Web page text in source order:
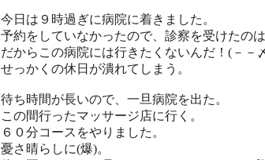
今日は９時過ぎに病院に着きました。
予約をしていなかったので、診察を受けたの
だからこの病院には行きたくないんだ！(－－
せっかくの休日が潰れてしまう。
待ち時間が長いので、一旦病院を出た。
この間行ったマッサージ店に行く。
６０分コースをやりました。
憂さ晴らしに(爆)。